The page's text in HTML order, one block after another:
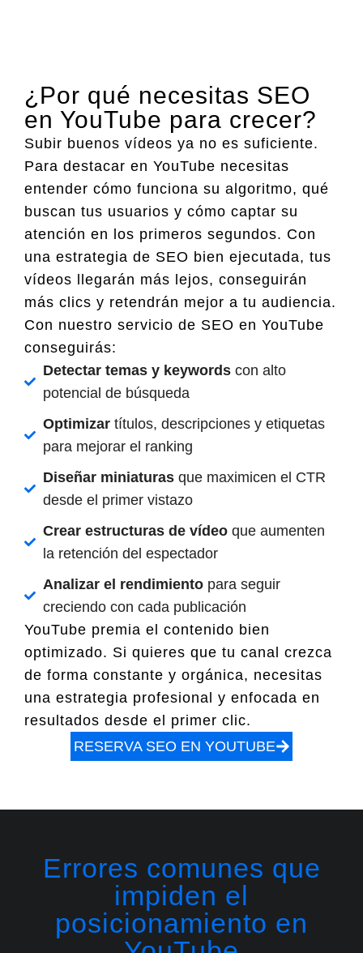
¿Por qué necesitas SEO
en YouTube para crecer?
Subir buenos vídeos ya no es suficiente.
Para destacar en YouTube necesitas
entender cómo funciona su algoritmo, qué
buscan tus usuarios y cómo captar su
atención en los primeros segundos. Con
una estrategia de SEO bien ejecutada, tus
vídeos llegarán más lejos, conseguirán
más clics y retendrán mejor a tu audiencia.
Con nuestro servicio de SEO en YouTube
conseguirás:
Detectar temas y keywordscon alto
potencial de búsqueda
Optimizar títulos, descripciones y etiquetas
para mejorar el ranking
Diseñar miniaturasque maximicen el CTR
desde el primer vistazo
Crear estructuras de vídeoque aumenten
la retención del espectador
Analizar el rendimientopara seguir
creciendo con cada publicación
YouTube premia el contenido bien
optimizado. Si quieres que tu canal crezca
de forma constante y orgánica, necesitas
una estrategia profesional y enfocada en
resultados desde el primer clic.
RESERVA SEO EN YOUTUBE
Errores comunes que
impiden el
posicionamiento en